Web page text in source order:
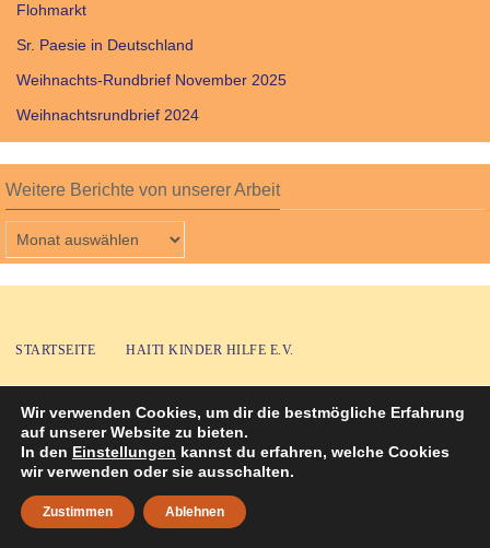
Flohmarkt
Sr. Paesie in Deutschland
Weihnachts-Rundbrief November 2025
Weihnachtsrundbrief 2024
Weitere Berichte von unserer Arbeit
Weitere
Berichte
von
Arbeit
STARTSEITE HAITI KINDER HILFE E.V.
IMPRESSUM DATENSCHUTZ
Präsentiert vonNirvana
Wir verwenden Cookies, um dir die bestmögliche Erfahrung
auf unserer Website zu bieten.
In den Einstellungen kannst du erfahren, welche Cookies
wir verwenden oder sie ausschalten.
Zustimmen Ablehnen